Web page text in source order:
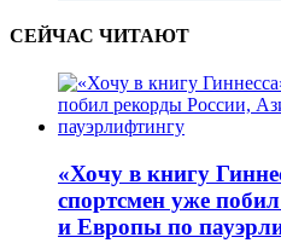
СЕЙЧАС ЧИТАЮТ
«Хочу в книгу
спортсмен уже
и Европы по